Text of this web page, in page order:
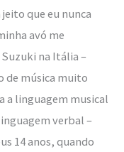
que eu nunca
avó me
na Itália –
de música muito
a linguagem musical
verbal –
14 anos, quando